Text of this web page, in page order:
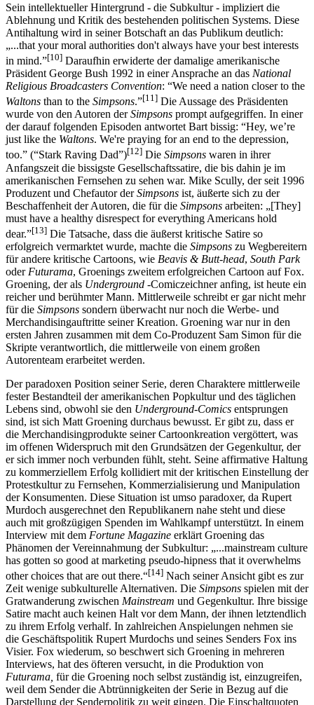
Sein intellektueller Hintergrund - die Subkultur - impliziert die
Ablehnung und Kritik des bestehenden politischen Systems. Diese
Antihaltung wird in seiner Botschaft an das Publikum deutlich:
„...that your moral authorities don't always have your best interests
in mind.”[10] Daraufhin erwiderte der damalige amerikanische
Präsident George Bush 1992 in einer Ansprache an das National
Religious Broadcasters Convention: “We need a nation closer to the
Waltons than to the Simpsons.”[11] Die Aussage des Präsidenten
wurde von den Autoren derSimpsons prompt aufgegriffen. In einer
der darauf folgenden Episoden antwortet Bart bissig: “Hey, we’re
just like the Waltons. We're praying for an end to the depression,
too.” (“Stark Raving Dad”)[12] Die Simpsons waren in ihrer
Anfangszeit die bissigste Gesellschaftssatire, die bis dahin je im
amerikanischen Fernsehen zu sehen war. Mike Scully, der seit 1996
Produzent und Chefautor derSimpsons ist, äußerte sich zu der
Beschaffenheit der Autoren, die für die Simpsons arbeiten: „[They]
must have a healthy disrespect for everything Americans hold
dear.”[13] Die Tatsache, dass die äußerst kritische Satire so
erfolgreich vermarktet wurde, machte die Simpsons zu Wegbereitern
für andere kritische Cartoons, wie Beavis & Butt-head, South Park
oder Futurama, Groenings zweitem erfolgreichen Cartoon auf Fox.
Groening, der als Underground -Comiczeichner anfing, ist heute ein
reicher und berühmter Mann. Mittlerweile schreibt er gar nicht mehr
für die Simpsons sondern überwacht nur noch die Werbe- und
Merchandisingauftritte seiner Kreation. Groening war nur in den
ersten Jahren zusammen mit dem Co-Produzent Sam Simon für die
Skripte verantwortlich, die mittlerweile von einem großen
Autorenteam erarbeitet werden.
Der paradoxen Position seiner Serie, deren Charaktere mittlerweile
fester Bestandteil der amerikanischen Popkultur und des täglichen
Lebens sind, obwohl sie den Underground-Comics entsprungen
sind, ist sich Matt Groening durchaus bewusst. Er gibt zu, dass er
die Merchandisingprodukte seiner Cartoonkreation vergöttert, was
im offenen Widerspruch mit den Grundsätzen der Gegenkultur, der
er sich immer noch verbunden fühlt, steht. Seine affirmative Haltung
zu kommerziellem Erfolg kollidiert mit der kritischen Einstellung der
Protestkultur zu Fernsehen, Kommerzialisierung und Manipulation
der Konsumenten. Diese Situation ist umso paradoxer, da Rupert
Murdoch ausgerechnet den Republikanern nahe steht und diese
auch mit großzügigen Spenden im Wahlkampf unterstützt. In einem
Interview mit dem Fortune Magazine erklärt Groening das
Phänomen der Vereinnahmung der Subkultur: „...mainstream culture
has gotten so good at marketing pseudo-hipness that it overwhelms
other choices that are out there.“[14] Nach seiner Ansicht gibt es zur
Zeit wenige subkulturelle Alternativen. Die Simpsons spielen mit der
Gratwanderung zwischen Mainstream und Gegenkultur. Ihre bissige
Satire macht auch keinen Halt vor dem Mann, der ihnen letztendlich
zu ihrem Erfolg verhalf. In zahlreichen Anspielungen nehmen sie
die Geschäftspolitik Rupert Murdochs und seines Senders Fox ins
Visier. Fox wiederum, so beschwert sich Groening in mehreren
Interviews, hat des öfteren versucht, in die Produktion von
Futurama, für die Groening noch selbst zuständig ist, einzugreifen,
weil dem Sender die Abtrünnigkeiten der Serie in Bezug auf die
Darstellung der Senderpolitik zu weit gingen. Die Einschaltquoten